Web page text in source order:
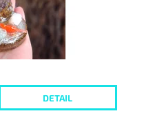
DETAIL